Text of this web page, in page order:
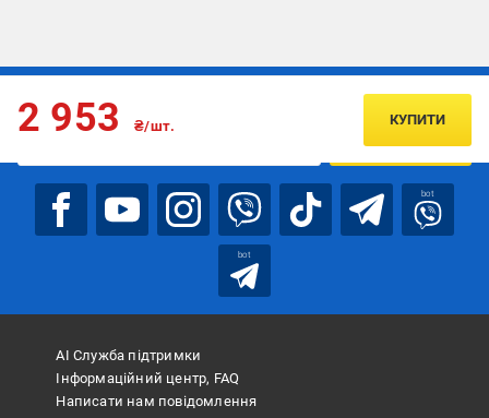
2 953 ₴/шт. КУПИТИ
Підписуйтесь, щоб дізнаватись першим про акції та пропозиції
ПІДПИСАТИСЯ
bot
bot
АІ Служба підтримки
Інформаційний центр, FAQ
Написати нам повідомлення